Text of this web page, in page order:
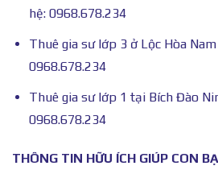
hệ: 0968.678.234
Thuê gia sư lớp 3 ở Lộc Hòa
0968.678.234
Thuê gia sư lớp 1 tại Bích Đào
0968.678.234
THÔNG TIN HỮU ÍCH GIÚP CON